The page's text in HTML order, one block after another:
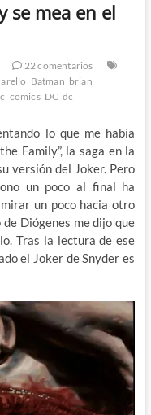
se mea en el
22 comentarios
Batman brian
comics DC dc
lo que me había
Family”, la saga en la
versión del Joker. Pero
un poco al final ha
un poco hacia otro
Diógenes me dijo que
Tras la lectura de ese
el Joker de Snyder es